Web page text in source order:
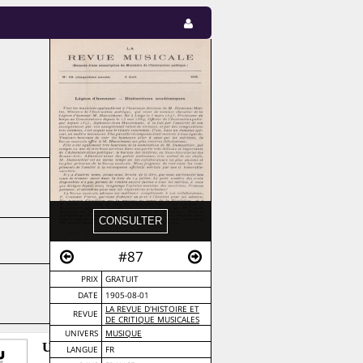
#87
PRIX
GRATUIT
DATE
1905-08-01
REVUE
LA REVUE D'HISTOIRE ET
DE CRITIQUE MUSICALES
UNIVERS
MUSIQUE
LANGUE
FR
Ubu - Scènes d'Europe